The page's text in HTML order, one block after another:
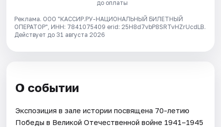
до оплаты
Реклама. ООО "КАССИР.РУ-НАЦИОНАЛЬНЫЙ БИЛЕТНЫЙ
ОПЕРАТОР", ИНН: 7841075409 erid: 25H8d7vbP8SRTvHZrUcdLB.
Действует до 31 августа 2026
О событии
Экспозиция в зале истории посвящена 70-летию
Победы в Великой Отечественной войне 1941–1945